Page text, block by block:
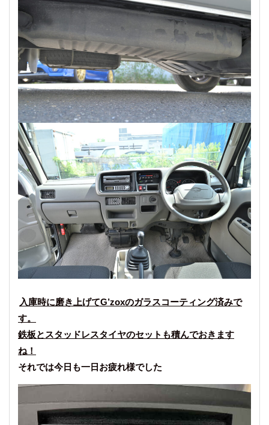
入庫時に磨き上げてG’zoxのガラスコーティング済みで
す。
鉄板とスタッドレスタイヤのセットも積んでおきます
ね！
それでは今日も一日お疲れ様でした